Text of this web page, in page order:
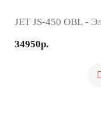
JET JS-450 OBL -
34950р.